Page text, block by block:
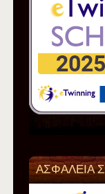
ΑΣΦΑΛΕΙΑ